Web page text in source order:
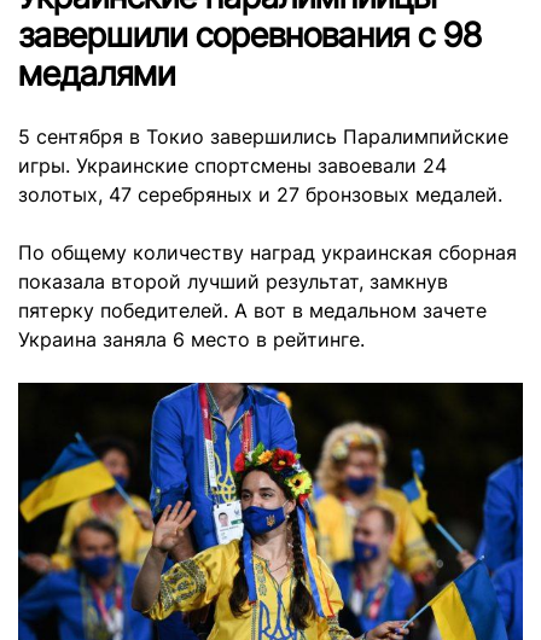
завершили соревнования с 98
медалями
5 сентября в Токио завершились Паралимпийские
игры. Украинские спортсмены завоевали 24
золотых, 47 серебряных и 27 бронзовых медалей.
По общему количеству наград украинская сборная
показала второй лучший результат, замкнув
пятерку победителей. А вот в медальном зачете
Украина заняла 6 место в рейтинге.